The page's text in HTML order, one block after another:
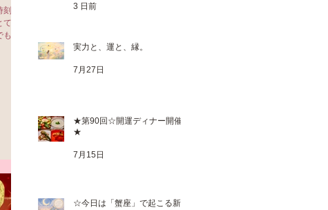
】5
あ
3 日前
実力と、運と、縁。
7月27日
★第90回☆開運ディナー開催
★
7月15日
☆今日は「蟹座」で起こる新月